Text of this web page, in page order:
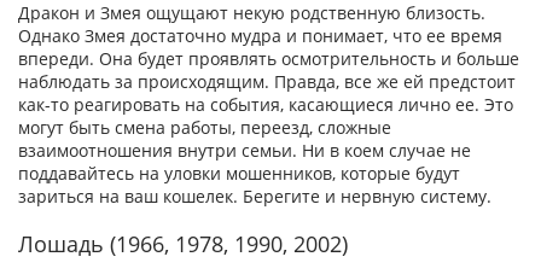
Дракон и Змея ощущают некую родственную близость.
Однако Змея достаточно мудра и понимает, что ее время
впереди. Она будет проявлять осмотрительность и больше
наблюдать за происходящим. Правда, все же ей предстоит
как-то реагировать на события, касающиеся лично ее. Это
могут быть смена работы, переезд, сложные
взаимоотношения внутри семьи. Ни в коем случае не
поддавайтесь на уловки мошенников, которые будут
зариться на ваш кошелек. Берегите и нервную систему.
Лошадь (1966, 1978, 1990, 2002)